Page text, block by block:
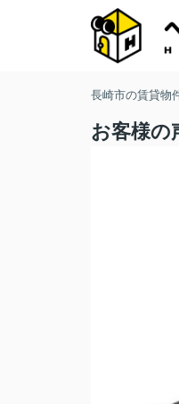
長崎市の賃貸物
お客様の